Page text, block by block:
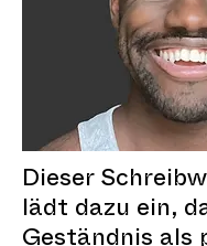
Dieser
lädt dazu ein,
Geständnis als